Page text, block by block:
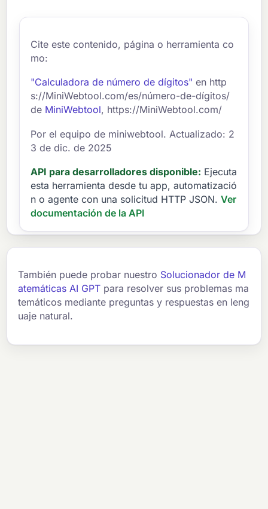
Cite este contenido, página o herramienta co
mo:
"Calculadora de número de dígitos" en http
s://MiniWebtool.com/es/número-de-dígitos/
de MiniWebtool, https://MiniWebtool.com/
Por el equipo de miniwebtool. Actualizado: 2
3 de dic. de 2025
API para desarrolladores disponible: Ejecuta
esta herramienta desde tu app, automatizació
n o agente con una solicitud HTTP JSON. Ver
documentación de la API
También puede probar nuestro Solucionador de M
atemáticas AI GPT para resolver sus problemas ma
temáticos mediante preguntas y respuestas en leng
uaje natural.